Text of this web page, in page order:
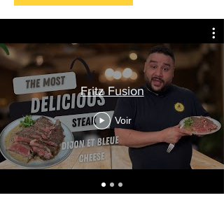
Fritz Fusion
Voir